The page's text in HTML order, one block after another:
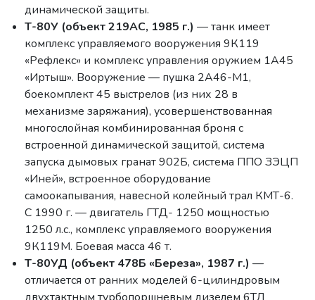
динамической защиты.
Т-80У (объект 219АС, 1985 г.) — танк имеет
комплекс управляемого вооружения 9К119
«Рефлекс» и комплекс управления оружием 1А45
«Иртыш». Вооружение — пушка 2А46-М1,
боекомплект 45 выстрелов (из них 28 в
механизме заряжания), усовершенствованная
многослойная комбинированная броня с
встроенной динамической защитой, система
запуска дымовых гранат 902Б, система ППО ЗЭЦП
«Иней», встроенное оборудование
самоокапывания, навесной колейный трал КМТ-6.
С 1990 г. — двигатель ГТД- 1250 мощностью
1250 л.с., комплекс управляемого вооружения
9К119М. Боевая масса 46 т.
Т-80УД (объект 478Б «Береза», 1987 г.) —
отличается от ранних моделей 6-цилиндровым